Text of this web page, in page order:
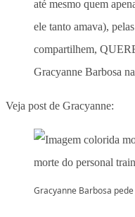
até mesmo quem
ele tanto amava),
compartilhem,
Gracyanne Barbosa
Veja post de Gracyanne:
Gracyanne Barbosa